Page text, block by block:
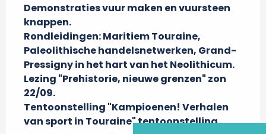
Demonstraties vuur maken en vuursteen
knappen.
Rondleidingen: Maritiem Touraine,
Paleolithische handelsnetwerken, Grand-
Pressigny in het hart van het Neolithicum.
Lezing "Prehistorie, nieuwe grenzen" zon
22/09.
Tentoonstelling "Kampioenen! Verhalen
van sport in Touraine" tentoonstelling